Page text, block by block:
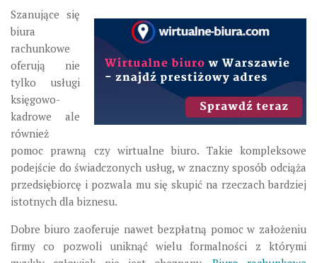
Szanujące się
biura
rachunkowe
oferują nie
tylko usługi
księgowo-
kadrowe ale
również
pomoc prawną czy wirtualne biuro. Takie kompleksowe
podejście do świadczonych usług, w znaczny sposób odciąża
przedsiębiorcę i pozwala mu się skupić na rzeczach bardziej
istotnych dla biznesu.
Dobre biuro zaoferuje nawet bezpłatną pomoc w założeniu
firmy co pozwoli uniknąć wielu formalności z którymi